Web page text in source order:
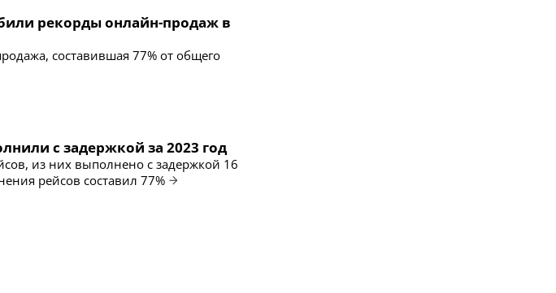
рекорды онлайн-продаж в
составившая 77% от общего
с задержкой за 2023 год
из них выполнено с задержкой 16
рейсов составил 77%